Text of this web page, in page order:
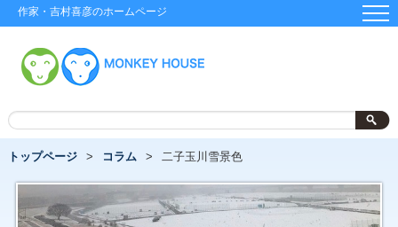
作家・吉村喜彦のホームページ
トップページ コラム 二子玉川雪景色